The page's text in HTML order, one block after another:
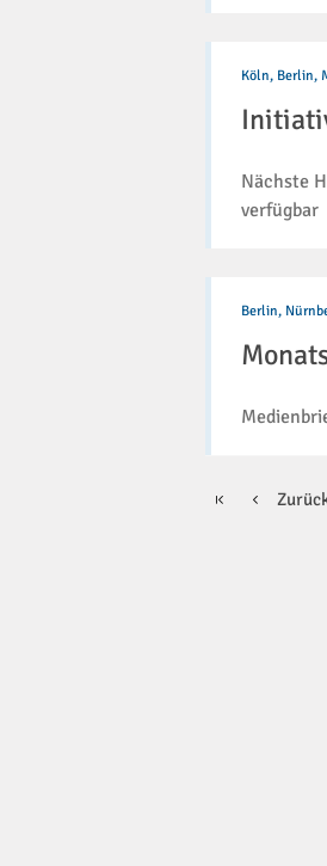
IVDRKöln, Berlin,
Nächste
verfügbar
Berlin,
Erste